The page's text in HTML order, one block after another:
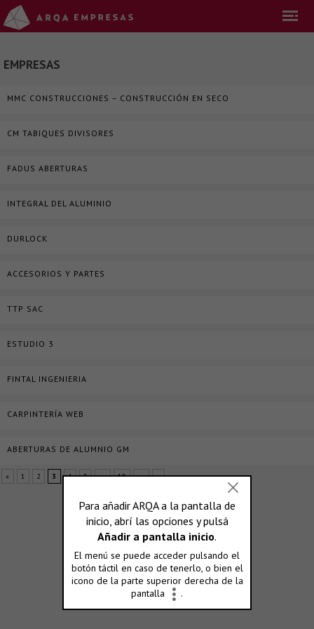
EMPRESAS
MMC CONSTRUCCIONES – CONSTRUCCIÓN EN SECO
CM TABIQUES DIVISORES
FADUS ABERTURAS
INTEGRAL DEL ALUMINIO
DURLOCK
ACCESORIOS Y PARTES
TTP SAC
ESTUDIO 3
FINTAL INGENIERIA
CARPINTERÍA WEB
ABERTURAS DE ALUMNIO GM
« 1 2 3 4 5 ... 10 ... »